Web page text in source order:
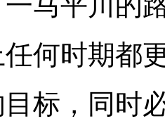
任何时期都
标，同时